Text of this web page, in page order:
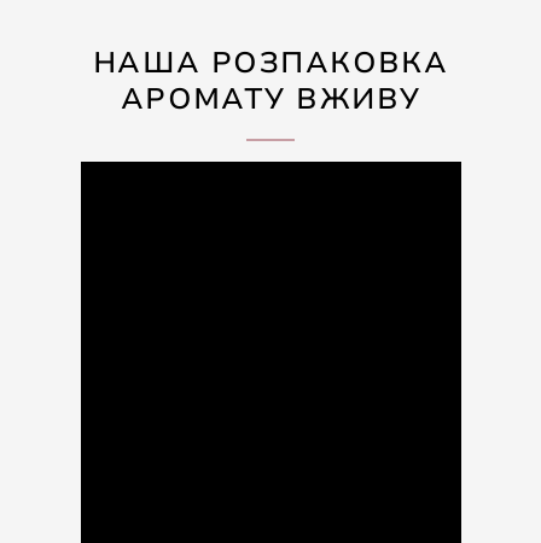
НАША РОЗПАКОВКА
АРОМАТУ ВЖИВУ